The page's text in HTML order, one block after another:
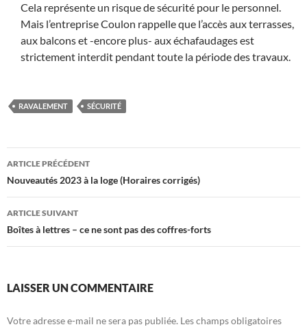
Cela représente un risque de sécurité pour le personnel.
Mais l’entreprise Coulon rappelle que l’accès aux terrasses,
aux balcons et -encore plus- aux échafaudages est
strictement interdit pendant toute la période des travaux.
RAVALEMENT SÉCURITÉ
Navigation
des
articles
ARTICLE PRÉCÉDENT
Nouveautés 2023 à la loge (Horaires corrigés)
ARTICLE SUIVANT
Boîtes à lettres – ce ne sont pas des coffres-forts
LAISSER UN COMMENTAIRE
Votre adresse e-mail ne sera pas publiée. Les champs obligatoires